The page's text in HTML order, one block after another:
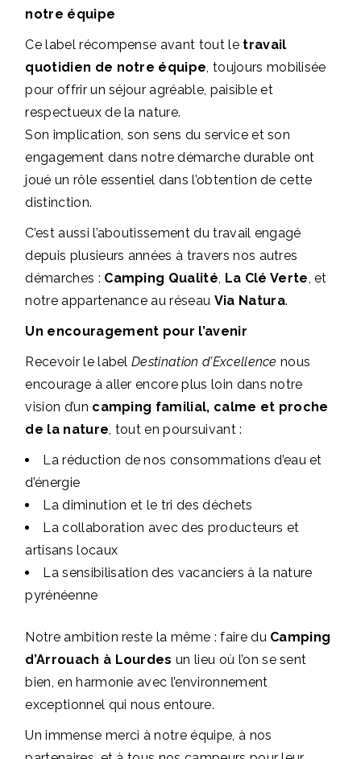
notre équipe
Ce label récompense avant tout le travail
quotidien de notre équipe, toujours mobilisée
pour offrir un séjour agréable, paisible et
respectueux de la nature.
Son implication, son sens du service et son
engagement dans notre démarche durable ont
joué un rôle essentiel dans l’obtention de cette
distinction.
C’est aussi l’aboutissement du travail engagé
depuis plusieurs années à travers nos autres
démarches : Camping Qualité, La Clé Verte, et
notre appartenance au réseau Via Natura.
Un encouragement pour l’avenir
Recevoir le labelDestination d’Excellence nous
encourage à aller encore plus loin dans notre
vision d’un camping familial, calme et proche
de la nature, tout en poursuivant :
La réduction de nos consommations d’eau et
d’énergie
La diminution et le tri des déchets
La collaboration avec des producteurs et
artisans locaux
La sensibilisation des vacanciers à la nature
pyrénéenne
Notre ambition reste la même : faire du Camping
d’Arrouach à Lourdes un lieu où l’on se sent
bien, en harmonie avec l’environnement
exceptionnel qui nous entoure.
Un immense merci à notre équipe, à nos